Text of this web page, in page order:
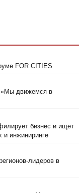
FOR CITIES
«Мы движемся в
бизнес и ищет
и инжиниринге
лидеров в